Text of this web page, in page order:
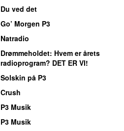
Du ved det
Go’ Morgen P3
Natradio
Drømmeholdet: Hvem er årets
radioprogram? DET ER VI!
Solskin på P3
Crush
P3 Musik
P3 Musik